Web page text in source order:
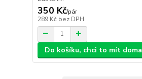
350 Kč/pár
289 Kč bez DPH
Do košíku, chci to mít doma